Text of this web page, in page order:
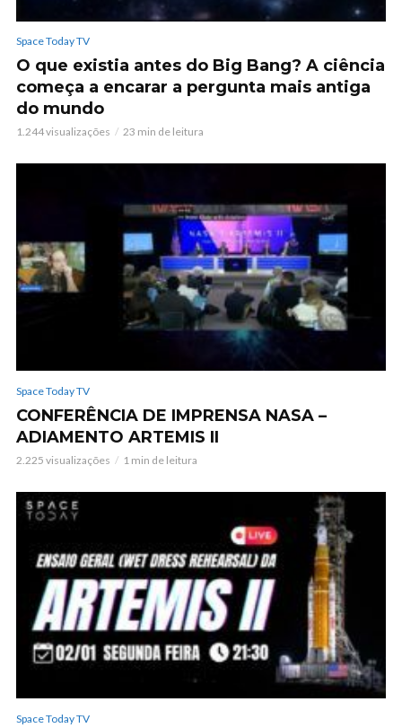
Space Today TV
O que existia antes do Big Bang? A ciência
começa a encarar a pergunta mais antiga
do mundo
1.244 visualizações 23 min de leitura
Space Today TV
CONFERÊNCIA DE IMPRENSA NASA –
ADIAMENTO ARTEMIS II
2.225 visualizações 1 min de leitura
Space Today TV